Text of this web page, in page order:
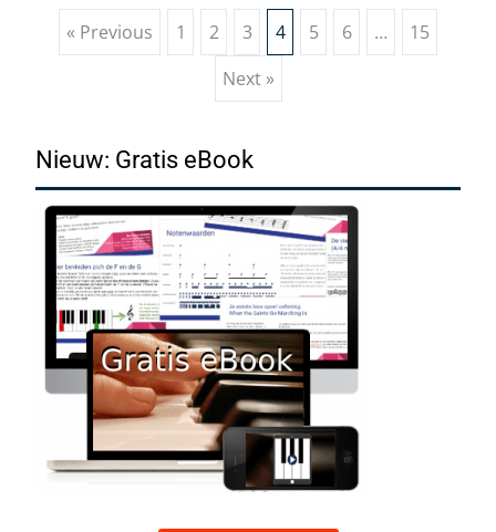
Posts
navigation
« Previous 1 2 3 4 5 6 …
15
Next »
Nieuw: Gratis eBook